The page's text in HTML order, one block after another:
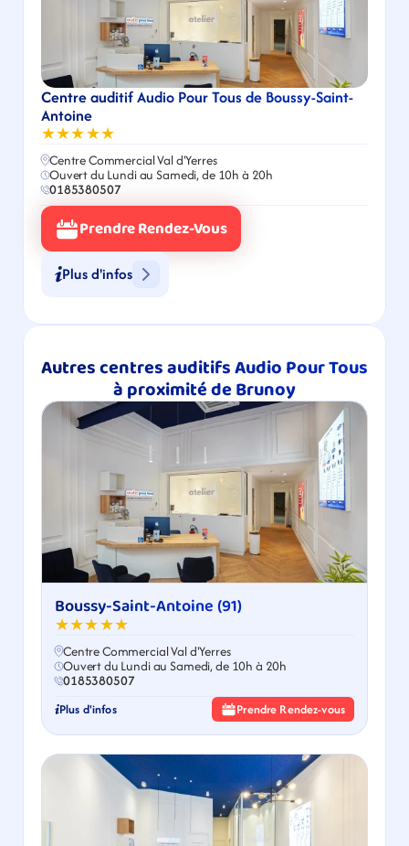
Centre auditif Audio Pour Tous de Boussy-Saint-
Antoine
★★★★★
Centre Commercial Val d'Yerres
Ouvert du Lundi au Samedi, de 10h à 20h
0185380507
Prendre Rendez-Vous
Plus d'infos
Autres centres auditifs Audio Pour Tous
à proximité de Brunoy
Boussy-Saint-Antoine (91)
★★★★★
Centre Commercial Val d'Yerres
Ouvert du Lundi au Samedi, de 10h à 20h
0185380507
Plus d'infos Prendre Rendez-vous